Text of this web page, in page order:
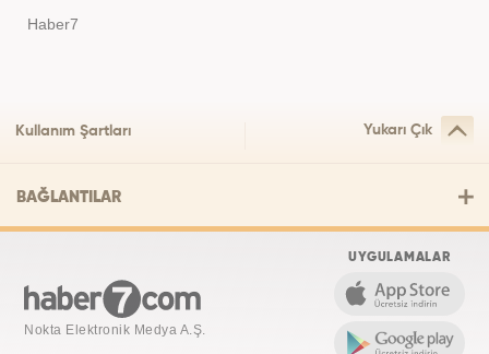
Haber7
Kullanım Şartları Yukarı Çık
BAĞLANTILAR
Nokta Elektronik Medya A.Ş.
UYGULAMALAR